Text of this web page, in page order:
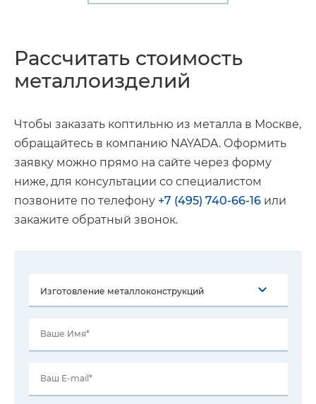
Рассчитать стоимость
металлоизделий
Чтобы заказать коптильню из металла в Москве,
обращайтесь в компанию NAYADA. Оформить
заявку можно прямо на сайте через форму
ниже, для консультации со специалистом
позвоните по телефону +7 (495) 740-66-16 или
закажите обратный звонок.
Ваше Имя*
Ваш E-mail*